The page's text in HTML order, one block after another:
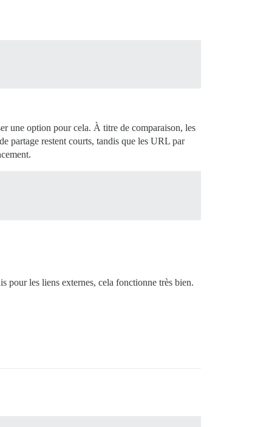
une option pour cela. À titre de comparaison, les
partage restent courts, tandis que les URL par
pour les liens externes, cela fonctionne très bien.